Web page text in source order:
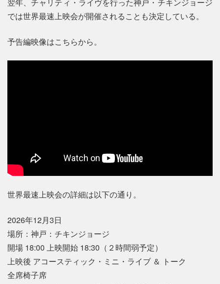
では世界最速上映会が開催されることも決定している。
予告編映像はこちらから。
世界最速上映会の詳細は以下の通り。
2026年12月3日
場所：神戸：チキンジョージ
開場 18:00 上映開始 18:30（２時間弱予定）
上映後 アコースティック・ミニ・ライブ ＆ トーク
全席椅子席